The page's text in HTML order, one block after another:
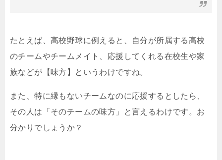
たとえば、高校野球に例えると、自分が所属する高校
のチームやチームメイト、応援してくれる在校生や家
族などが【味方】というわけですね。
また、特に縁もないチームなのに応援するとしたら、
その人は「そのチームの味方」と言えるわけです。お
分かりでしょうか？